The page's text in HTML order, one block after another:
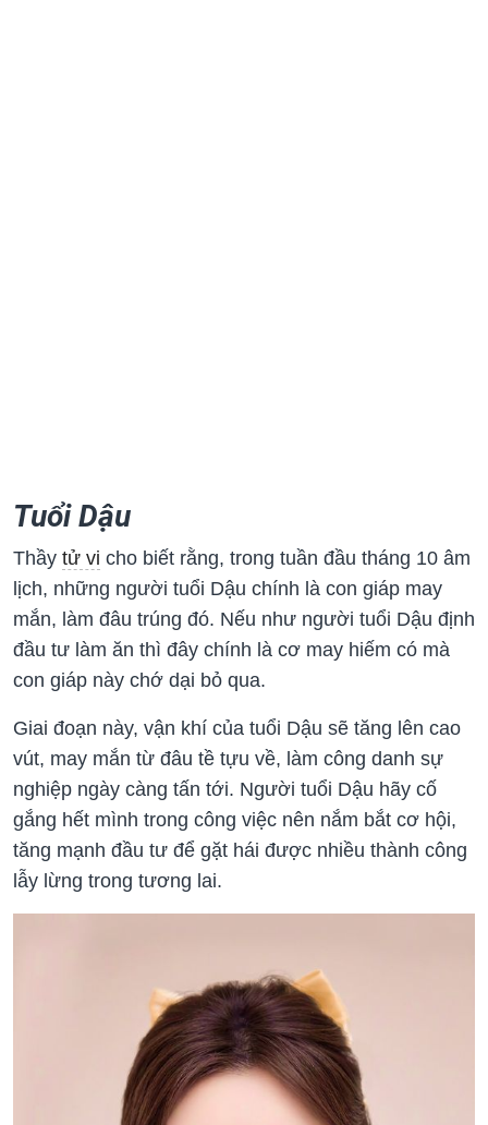
Tuổi Dậu
Thầy tử vi cho biết rằng, trong tuần đầu tháng 10 âm
lịch, những người tuổi Dậu chính là con giáp may
mắn, làm đâu trúng đó. Nếu như người tuổi Dậu định
đầu tư làm ăn thì đây chính là cơ may hiếm có mà
con giáp này chớ dại bỏ qua.
Giai đoạn này, vận khí của tuổi Dậu sẽ tăng lên cao
vút, may mắn từ đâu tề tựu về, làm công danh sự
nghiệp ngày càng tấn tới. Người tuổi Dậu hãy cố
gắng hết mình trong công việc nên nắm bắt cơ hội,
tăng mạnh đầu tư để gặt hái được nhiều thành công
lẫy lừng trong tương lai.